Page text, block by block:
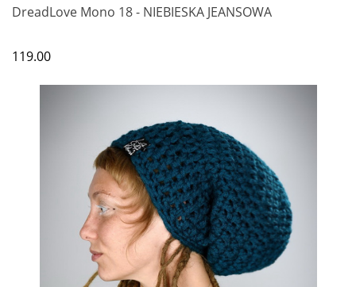
DreadLove Mono 18 - NIEBIESKA JEANSOWA
119.00